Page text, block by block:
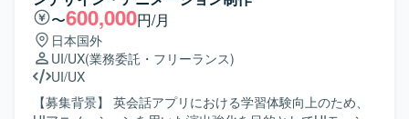
まえた体験設計をリードしていただきます。 ・Figmaを用
いたワイヤーフレーム作成、UIデザイン、プロトタイプ作
成を行っていただきます。 ・v0、Lovable、Claude Code、
Cursor等のAIツールを活用した動くプロトタイプの作成と
検証を行っていただきます。 ・事業責任者、プロダクトマ
ネージャー、エンジニア、マーケティングメンバーと連携
〜600,000円/月
日本国外
UI/UX(業務委託・フリーランス)
UI/UX
【募集背景】 英会話アプリにおける学習体験向上のため、